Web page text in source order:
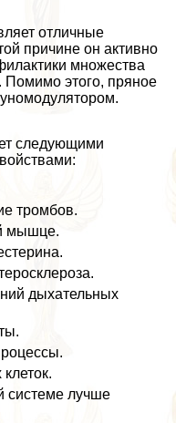
отличные
причине он активно
множества
Помимо этого, пряное
следующими
тромбов.
мышце.
дыхательных
системе лучше